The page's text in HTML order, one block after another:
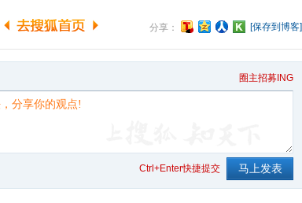
分享： [保存到博客]
圈主招募ING
Ctrl+Enter快捷提交